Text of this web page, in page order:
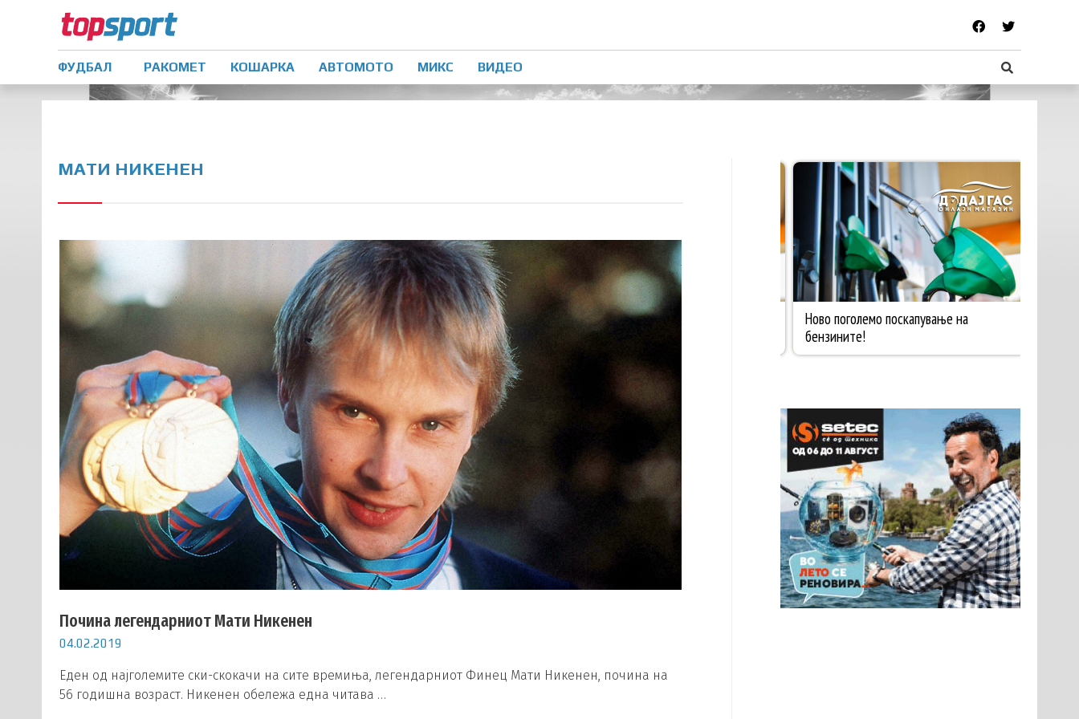
ФУДБАЛ РАКОМЕТ КОШАРКА АВТОМОТО МИКС ВИДЕО
МАТИ НИКЕНЕН
Почина легендарниот Мати Никенен
04.02.2019
Еден од најголемите ски-скокачи на сите времиња, легендарниот Финец Мати Никенен, почина на
56 годишна возраст. Никенен обележа една читава …